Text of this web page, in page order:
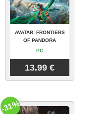
AVATAR: FRONTIERS
OF PANDORA
PC
13.99 €
-31%